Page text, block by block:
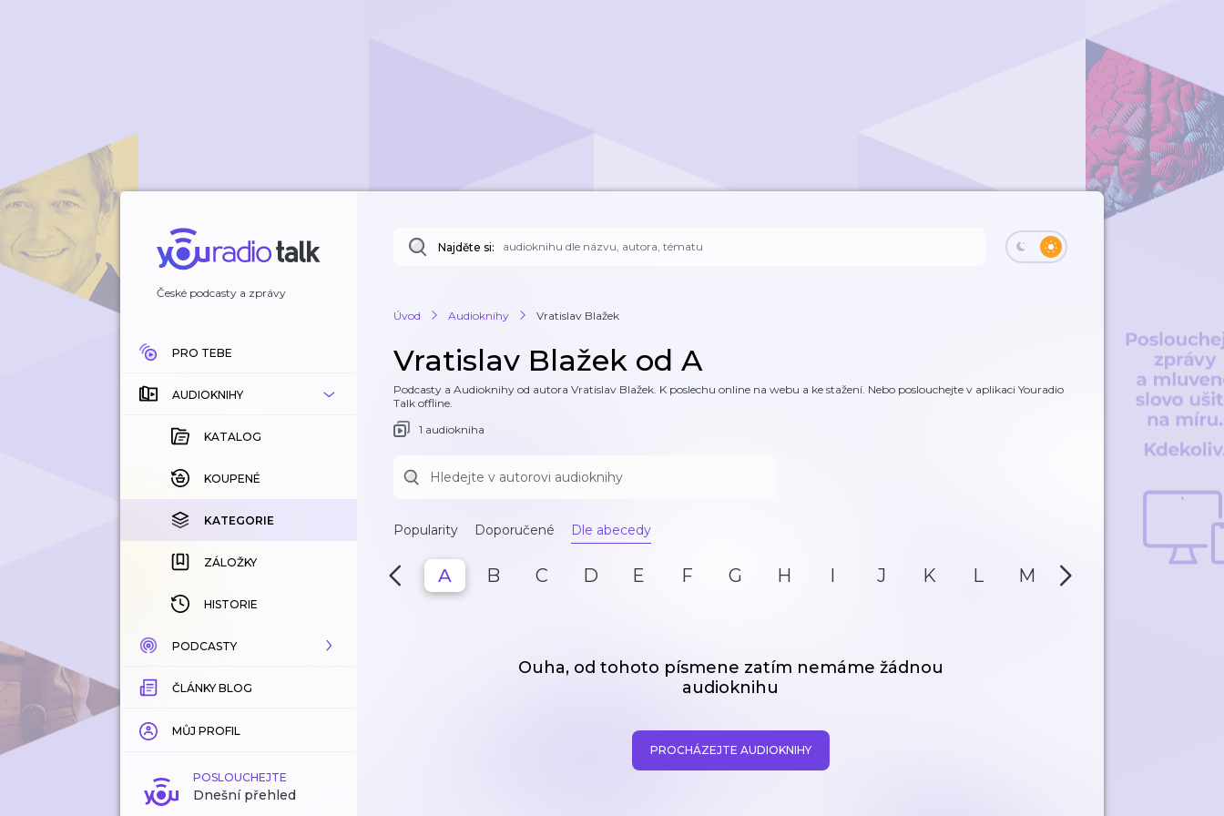
České podcasty a zprávy
PRO TEBE
AUDIOKNIHY
KATALOG
KOUPENÉ
KATEGORIE
ZÁLOŽKY
HISTORIE
PODCASTY
KATALOG
KATEGORIE
ZÁLOŽKY
ČLÁNKY BLOG
MŮJ PROFIL
POSLOUCHEJTE
Dnešní přehled
Najděte si:
Úvod Audioknihy Vratislav Blažek
Vratislav Blažek od A
Podcasty a Audioknihy od autora Vratislav Blažek. K poslechu online na webu a ke stažení. Nebo poslouchejte v aplikaci Youradio
Talk offline.
1 audiokniha
Popularity Doporučené Dle abecedy
A B C D E F G H I J K L M N
Ouha, od tohoto písmene zatím nemáme žádnou
audioknihu
PROCHÁZEJTE AUDIOKNIHY